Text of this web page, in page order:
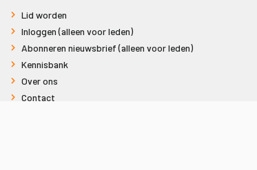
Lid worden
Inloggen (alleen voor leden)
Abonneren nieuwsbrief (alleen voor leden)
Kennisbank
Over ons
Contact